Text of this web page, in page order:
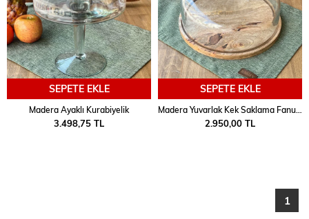
SEPETE EKLE
Madera Ayaklı Kurabiyelik
3.498,75 TL
SEPETE EKLE
2.950,00 TL
1